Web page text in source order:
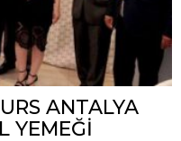
ANTALYA
YEMEĞİ